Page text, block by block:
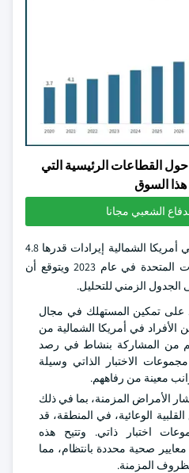
القطاعات الرئيسية التي
السوق
الشعبي مجانا
وشكلت سوق الاختبار الذاتي في أمريكا الشمالية إيرادات قدرها 4.8
بلايين دولار من دولارات الولايات المتحدة في عام 2023 ويتوقع أن
الجدول الزمني للتحليل.
على تمكين المستهلك في مجال
الأفراد في أمريكا الشمالية من
من المشاركة بنشاط في رصد
الاختبار الذاتي وسيلة
معينة من رفاههم.
الأمراض المزمنة، بما في ذلك
الوعائية، في المنطقة، قد
اختبار ذاتي. وتتيح هذه
صحية محددة بانتظام، مما
المزمنة.